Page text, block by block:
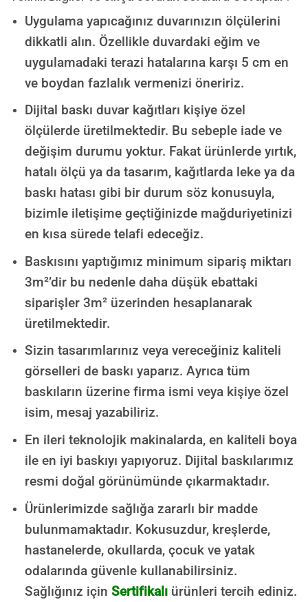
Uygulama yapıcağınız duvarınızın ölçülerini
dikkatli alın. Özellikle duvardaki eğim ve
uygulamadaki terazi hatalarına karşı 5 cm en
ve boydan fazlalık vermenizi öneririz.
Dijital baskı duvar kağıtları kişiye özel
ölçülerde üretilmektedir. Bu sebeple iade ve
değişim durumu yoktur. Fakat ürünlerde yırtık,
hatalı ölçü ya da tasarım, kağıtlarda leke ya da
baskı hatası gibi bir durum söz konusuyla,
bizimle iletişime geçtiğinizde mağduriyetinizi
en kısa sürede telafi edeceğiz.
Baskısını yaptığımız minimum sipariş miktarı
3m²’dir bu nedenle daha düşük ebattaki
siparişler 3m² üzerinden hesaplanarak
üretilmektedir.
Sizin tasarımlarınız veya vereceğiniz kaliteli
görselleri de baskı yaparız. Ayrıca tüm
baskıların üzerine firma ismi veya kişiye özel
isim, mesaj yazabiliriz.
En ileri teknolojik makinalarda, en kaliteli boya
ile en iyi baskıyı yapıyoruz. Dijital baskılarımız
resmi doğal görünümünde çıkarmaktadır.
Ürünlerimizde sağlığa zararlı bir madde
bulunmamaktadır. Kokusuzdur, kreşlerde,
hastanelerde, okullarda, çocuk ve yatak
odalarında güvenle kullanabilirsiniz.
Sağlığınız için Sertifikalıürünleri tercih ediniz.